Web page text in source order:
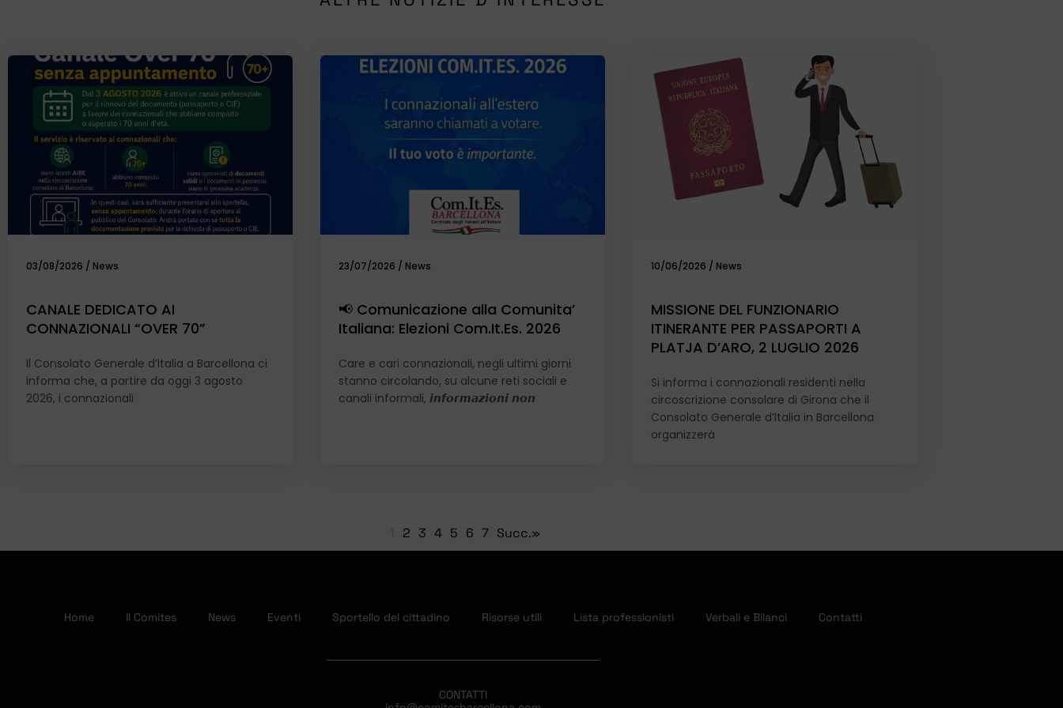
03/08/2026 / News
CANALE DEDICATO AI
CONNAZIONALI “OVER 70”
Il Consolato Generale d’Italia a Barcellona ci
informa che, a partire da oggi 3 agosto
2026, i connazionali
23/07/2026 / News
📢 Comunicazione alla Comunita’
Italiana: Elezioni Com.It.Es. 2026
Care e cari connazionali, negli ultimi giorni
stanno circolando, su alcune reti sociali e
canali informali, 𝙞𝙣𝙛𝙤𝙧𝙢𝙖𝙯𝙞𝙤𝙣𝙞 𝙣𝙤𝙣
10/06/2026 / News
MISSIONE DEL FUNZIONARIO
ITINERANTE PER PASSAPORTI A
PLATJA D’ARO, 2 LUGLIO 2026
Si informa i connazionali residenti nella
circoscrizione consolare di Girona che il
Consolato Generale d’Italia in Barcellona
organizzerà
1 2 3 4 5 6 7 Succ.»
Home Il Comites News Eventi Sportello del cittadino Risorse utili Lista professionisti Verbali e Bilanci Contatti
CONTATTI